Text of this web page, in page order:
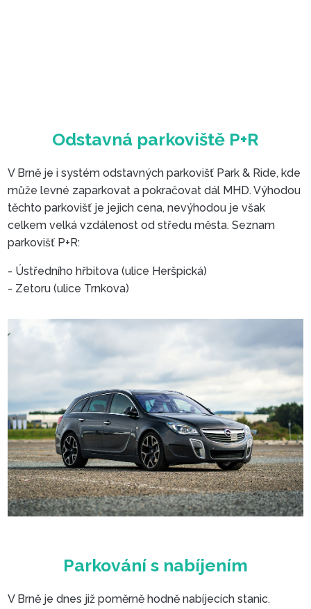
Parkovací dům River Park
V Brně je i systém odstavných parkovišť Park & Ride, kde
může levné zaparkovat a pokračovat dál MHD. Výhodou
těchto parkovišť je jejich cena, nevýhodou je však
celkem velká vzdálenost od středu města. Seznam
parkovišť P+R:
- Ústředního hřbitova (ulice Heršpická)
- Zetoru (ulice Trnkova)
V Brně je dnes již poměrně hodně nabíjecích stanic.